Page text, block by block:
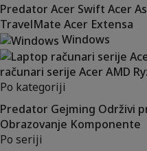
Predator Acer Swift Acer
TravelMate Acer Extensa
Windows
računari serije Acer AMD
Po kategoriji
Predator Gejming Održivi
Obrazovanje Komponente
Po seriji